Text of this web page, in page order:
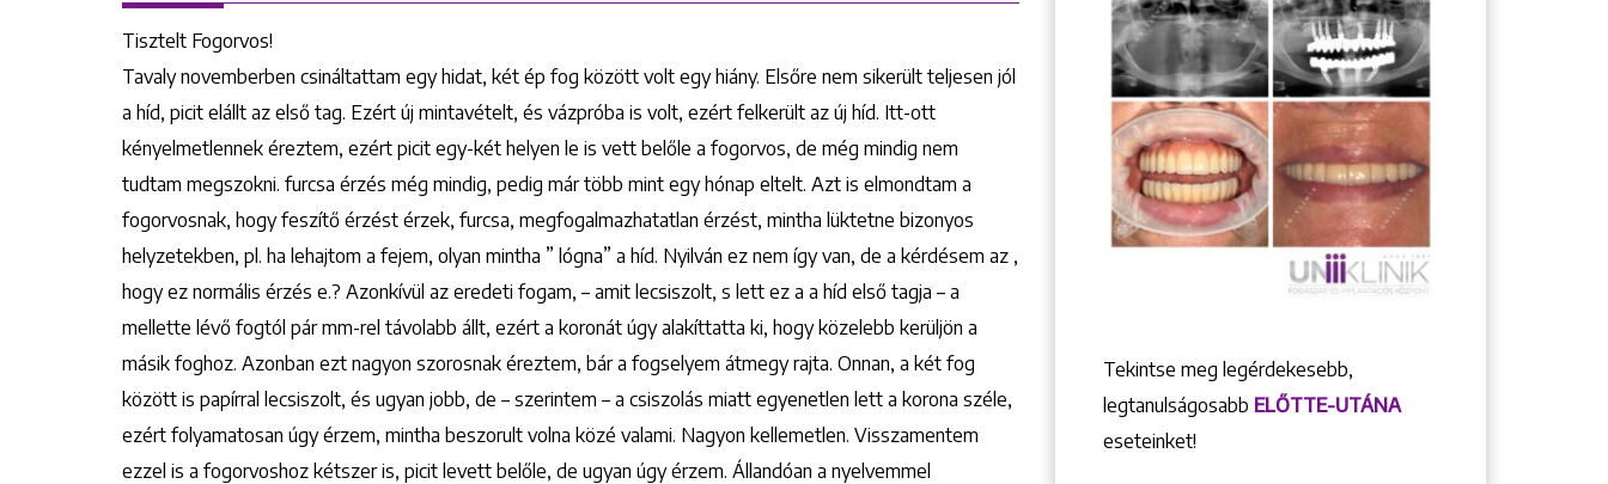
Tisztelt Fogorvos!
Tavaly novemberben csináltattam egy hidat, két ép fog között volt egy hiány. Elsőre nem sikerült teljesen jól
a híd, picit elállt az első tag. Ezért új mintavételt, és vázpróba is volt, ezért felkerült az új híd. Itt-ott
kényelmetlennek éreztem, ezért picit egy-két helyen le is vett belőle a fogorvos, de még mindig nem
tudtam megszokni. furcsa érzés még mindig, pedig már több mint egy hónap eltelt. Azt is elmondtam a
fogorvosnak, hogy feszítő érzést érzek, furcsa, megfogalmazhatatlan érzést, mintha lüktetne bizonyos
helyzetekben, pl. ha lehajtom a fejem, olyan mintha ” lógna” a híd. Nyilván ez nem így van, de a kérdésem az ,
hogy ez normális érzés e.? Azonkívül az eredeti fogam, – amit lecsiszolt, s lett ez a a híd első tagja – a
mellette lévő fogtól pár mm-rel távolabb állt, ezért a koronát úgy alakíttatta ki, hogy közelebb kerüljön a
másik foghoz. Azonban ezt nagyon szorosnak éreztem, bár a fogselyem átmegy rajta. Onnan, a két fog
között is papírral lecsiszolt, és ugyan jobb, de – szerintem – a csiszolás miatt egyenetlen lett a korona széle,
ezért folyamatosan úgy érzem, mintha beszorult volna közé valami. Nagyon kellemetlen. Visszamentem
ezzel is a fogorvoshoz kétszer is, picit levett belőle, de ugyan úgy érzem. Állandóan a nyelvemmel
Tekintse meg legérdekesebb,
legtanulságosabb ELŐTTE-UTÁNA
eseteinket!